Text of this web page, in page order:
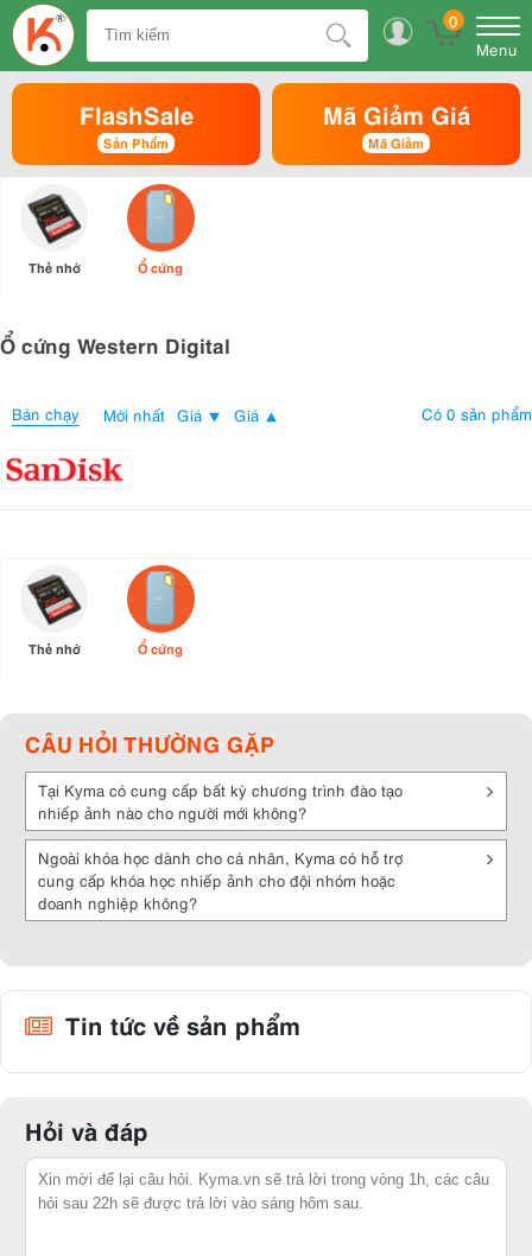
0
Menu
FlashSale
Sản Phẩm
Mã Giảm Giá
Mã Giảm
Thẻ nhớ Ổ cứng
Ổ cứng Western Digital
Bán chạy Mới nhất Giá Giá Có 0 sản phẩm
Thẻ nhớ Ổ cứng
CÂU HỎI THƯỜNG GẶP
Tại Kyma có cung cấp bất kỳ chương trình đào tạo
nhiếp ảnh nào cho người mới không?
Ngoài khóa học dành cho cá nhân, Kyma có hỗ trợ
cung cấp khóa học nhiếp ảnh cho đội nhóm hoặc
doanh nghiệp không?
Tin tức về sản phẩm
Hỏi và đáp